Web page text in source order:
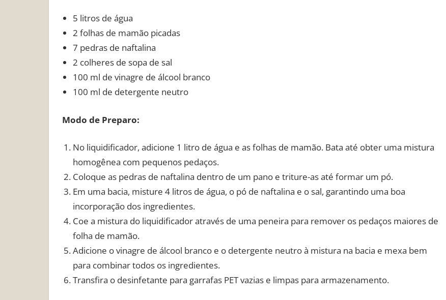
5 litros de água
2 folhas de mamão picadas
7 pedras de naftalina
2 colheres de sopa de sal
100 ml de vinagre de álcool branco
100 ml de detergente neutro
Modo de Preparo:
No liquidificador, adicione 1 litro de água e as folhas de mamão. Bata até obter uma mistura
homogênea com pequenos pedaços.
Coloque as pedras de naftalina dentro de um pano e triture-as até formar um pó.
Em uma bacia, misture 4 litros de água, o pó de naftalina e o sal, garantindo uma boa
incorporação dos ingredientes.
Coe a mistura do liquidificador através de uma peneira para remover os pedaços maiores de
folha de mamão.
Adicione o vinagre de álcool branco e o detergente neutro à mistura na bacia e mexa bem
para combinar todos os ingredientes.
Transfira o desinfetante para garrafas PET vazias e limpas para armazenamento.